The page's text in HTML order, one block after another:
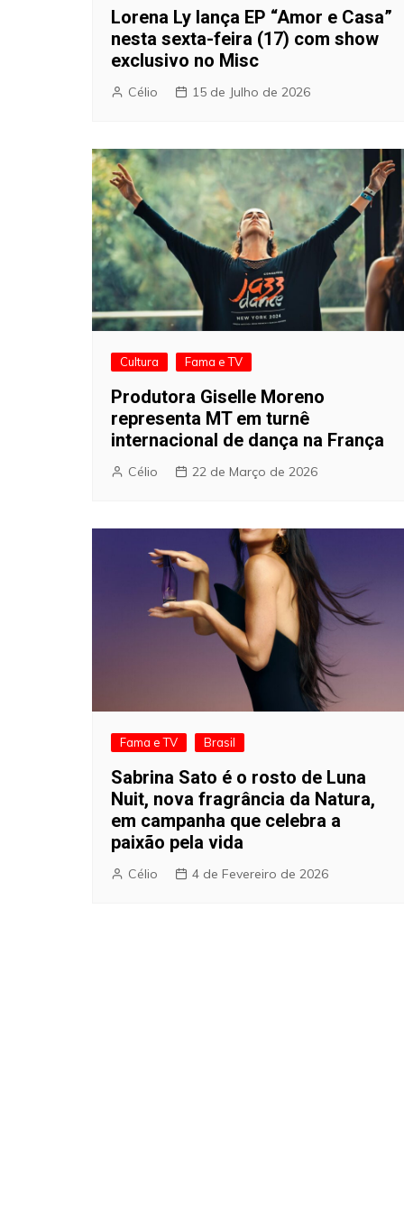
Lorena Ly lança EP “Amor e Casa”
nesta sexta-feira (17) com show
exclusivo no Misc
Célio 15 de Julho de 2026
Cultura Fama e TV
Produtora Giselle Moreno
representa MT em turnê
internacional de dança na França
Célio 22 de Março de 2026
Fama e TV Brasil
Sabrina Sato é o rosto de Luna
Nuit, nova fragrância da Natura,
em campanha que celebra a
paixão pela vida
Célio 4 de Fevereiro de 2026